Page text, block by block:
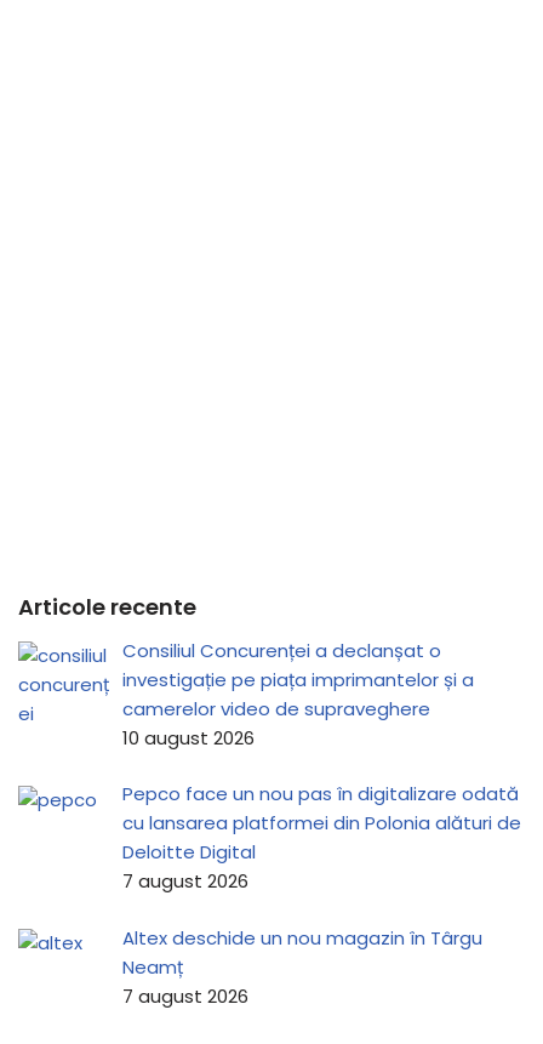
Articole recente
Consiliul Concurenței a declanșat o
investigație pe piața imprimantelor și a
camerelor video de supraveghere
10 august 2026
Pepco face un nou pas în digitalizare odată
cu lansarea platformei din Polonia alături de
Deloitte Digital
7 august 2026
Altex deschide un nou magazin în Târgu
Neamț
7 august 2026